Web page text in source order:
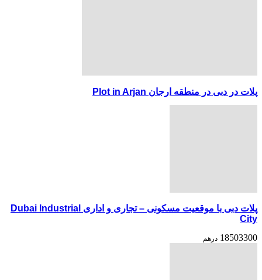
پلات در دبی در منطقه ارجان Plot in Arjan
پلات دبی با موقعیت مسکونی – تجاری و اداری Dubai Industrial
City
18503300 درهم